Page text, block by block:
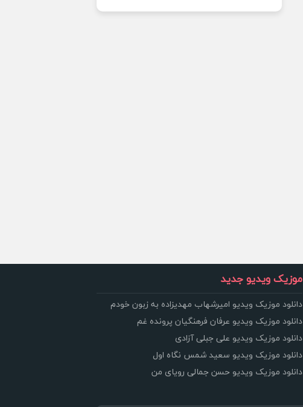
موزیک ویدیو جدید
دانلود موزیک ویدیو امیرشهاب مهدیزاده به زبون خودم
دانلود موزیک ویدیو عرفان فرهنگیان پرونده غم
دانلود موزیک ویدیو علی جبلی آزادی
دانلود موزیک ویدیو سعید شمس نگاه اول
دانلود موزیک ویدیو حسن جمالی رویای من